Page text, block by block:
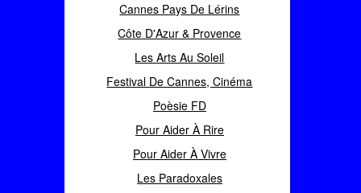
Cannes Pays De Lérins
Côte D'Azur & Provence
Les Arts Au Soleil
Festival De Cannes, Cinéma
Poèsie FD
Pour Aider À Rire
Pour Aider À Vivre
Les Paradoxales